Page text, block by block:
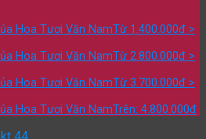
Từ 1.400.000đ >
Từ 2.800.000đ >
Từ 3.700.000đ >
Trên: 4.800.000đ